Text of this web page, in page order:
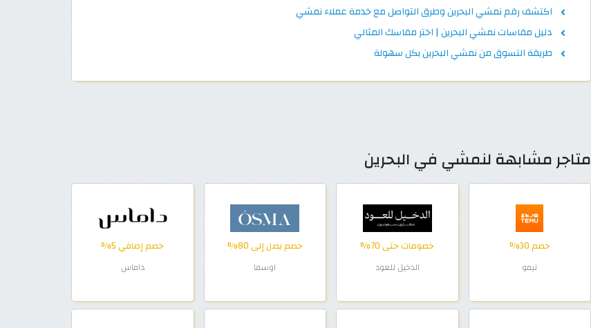
اكتشف رقم نمشي البحرين وطرق التواصل مع خدمة عملاء نمشي
دليل مقاسات نمشي البحرين | اختر مقاسك المثالي
طريقة التسوق من نمشي البحرين بكل سهولة
متاجر مشابهة لنمشي في البحرين
خصم 30%
تيمو
خصومات حتى 70%
الدخيل للعود
خصم يصل إلى 80%
اوسما
خصم إضافي 5%
داماس